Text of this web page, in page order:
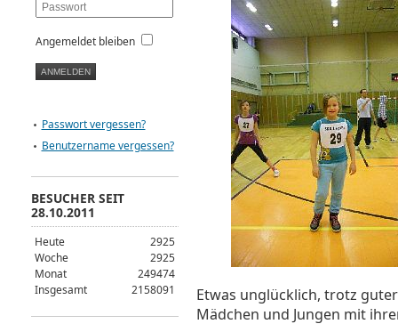
Etwas unglücklich, trotz
Mädchen und Jungen mit
Angemeldet bleiben
Passwort vergessen?
Benutzername vergessen?
BESUCHER SEIT
28.10.2011
Heute
2925
Woche
2925
Monat
249474
Insgesamt
2158091